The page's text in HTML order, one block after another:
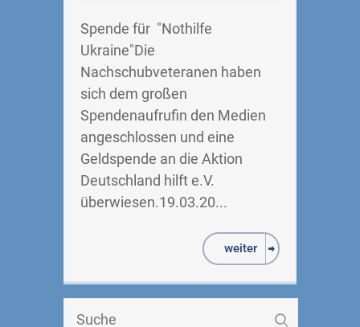
Spende für "Nothilfe
Ukraine"Die
Nachschubveteranen haben
sich dem großen
Spendenaufrufin den Medien
angeschlossen und eine
Geldspende an die Aktion
Deutschland hilft e.V.
überwiesen.19.03.20...
weiter